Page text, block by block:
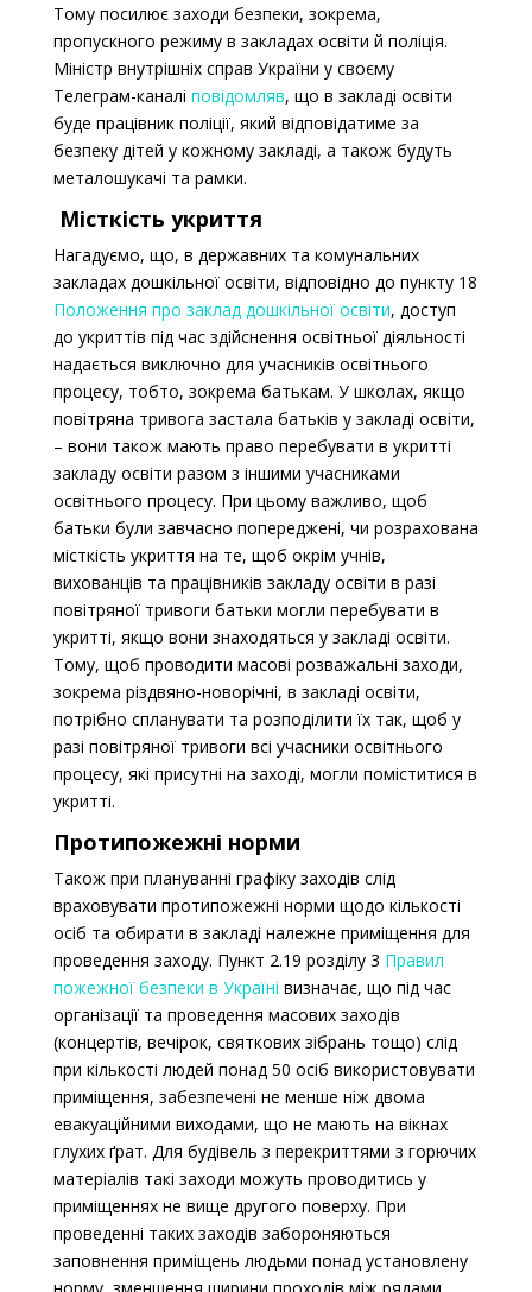
Тому посилює заходи безпеки, зокрема,
пропускного режиму в закладах освіти й поліція.
Міністр внутрішніх справ України у своєму
Телеграм-каналі повідомляв, що в закладі освіти
буде працівник поліції, який відповідатиме за
безпеку дітей у кожному закладі, а також будуть
металошукачі та рамки.
Місткість укриття
Нагадуємо, що, в державних та комунальних
закладах дошкільної освіти, відповідно до пункту 18
Положення про заклад дошкільної освіти, доступ
до укриттів під час здійснення освітньої діяльності
надається виключно для учасників освітнього
процесу, тобто, зокрема батькам. У школах, якщо
повітряна тривога застала батьків у закладі освіти,
– вони також мають право перебувати в укритті
закладу освіти разом з іншими учасниками
освітнього процесу. При цьому важливо, щоб
батьки були завчасно попереджені, чи розрахована
місткість укриття на те, щоб окрім учнів,
вихованців та працівників закладу освіти в разі
повітряної тривоги батьки могли перебувати в
укритті, якщо вони знаходяться у закладі освіти.
Тому, щоб проводити масові розважальні заходи,
зокрема різдвяно-новорічні, в закладі освіти,
потрібно спланувати та розподілити їх так, щоб у
разі повітряної тривоги всі учасники освітнього
процесу, які присутні на заході, могли поміститися в
укритті.
Протипожежні норми
Також при плануванні графіку заходів слід
враховувати протипожежні норми щодо кількості
осіб та обирати в закладі належне приміщення для
проведення заходу. Пункт 2.19 розділу 3 Правил
пожежної безпеки в Україні визначає, що під час
організації та проведення масових заходів
(концертів, вечірок, святкових зібрань тощо) слід
при кількості людей понад 50 осіб використовувати
приміщення, забезпечені не менше ніж двома
евакуаційними виходами, що не мають на вікнах
глухих ґрат. Для будівель з перекриттями з горючих
матеріалів такі заходи можуть проводитись у
приміщеннях не вище другого поверху. При
проведенні таких заходів забороняються
заповнення приміщень людьми понад установлену